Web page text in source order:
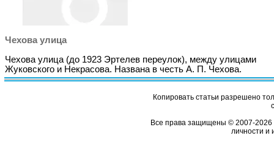
Чехова улица
Чехова улица (до 1923 Эртелев переулок), между улицами
Жуковского и Некрасова. Названа в честь А. П. Чехова.
Копировать статьи разрешено
Все права защищены © 2007-2026
личности и